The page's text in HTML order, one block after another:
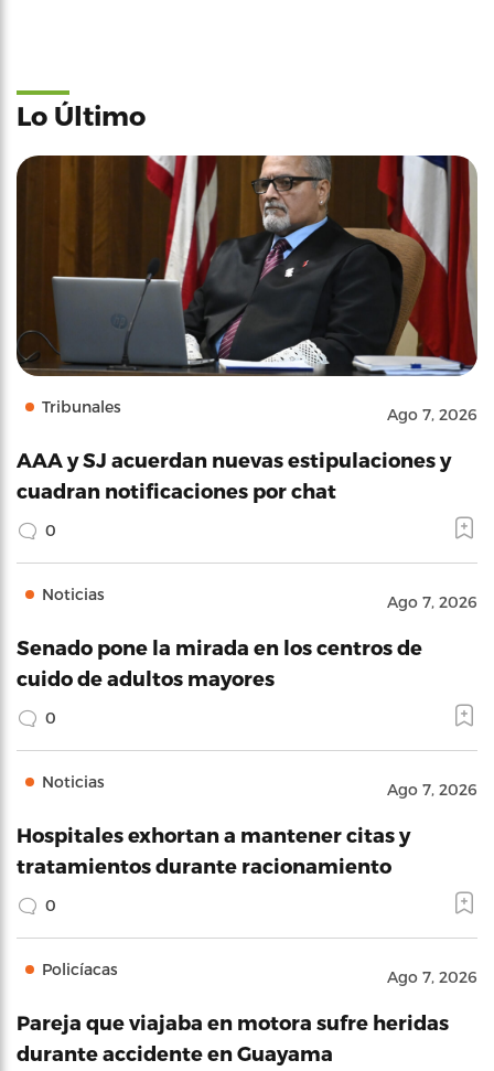
Lo Último
Tribunales Ago 7, 2026
AAA y SJ acuerdan nuevas estipulaciones y
cuadran notificaciones por chat
0
Noticias Ago 7, 2026
Senado pone la mirada en los centros de
cuido de adultos mayores
0
Noticias Ago 7, 2026
Hospitales exhortan a mantener citas y
tratamientos durante racionamiento
0
Policíacas Ago 7, 2026
Pareja que viajaba en motora sufre heridas
durante accidente en Guayama